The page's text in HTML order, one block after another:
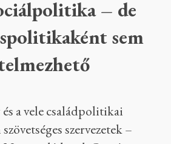
sem
a vele családpolitikai
szervezetek –